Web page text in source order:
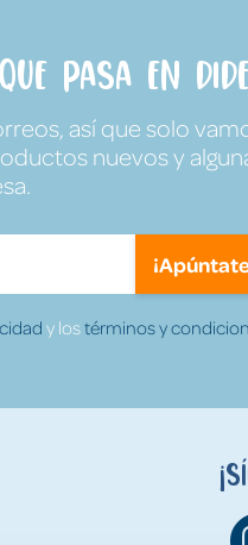
pasa en
así que solo
nuevos y
y lostérminos y